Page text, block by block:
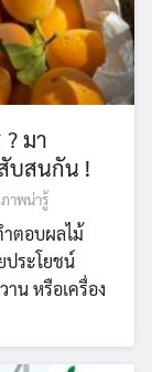
มา
บสนกัน !
าพน่ารู้
ำตอบผลไม้
ประโยชน์
าน หรือเครื่อง